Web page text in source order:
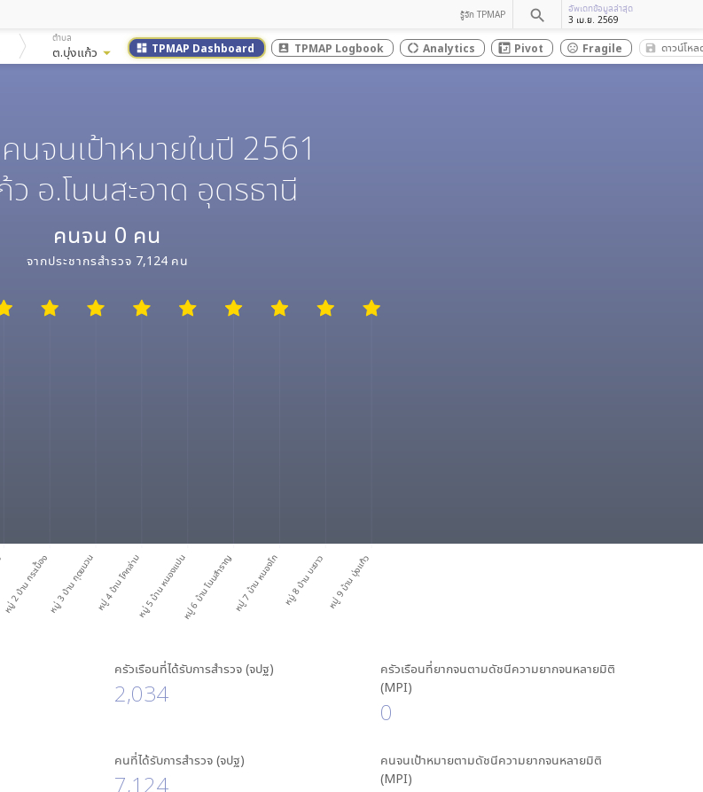
รู้จัก TPMAP search
อัพเดทข้อมูลล่าสุด
3 เม.ย. 2569
ตำบล
ต.บุ่งแก้ว arrow_drop_down dashboard TPMAP Dashboard account_box TPMAP Logbook donut_large Analytics Pivot sentiment_dissatisfied Fragile ดาวน์โหล
นจนเป้าหมายในปี 2561
อ.โนนสะอาด อุดรธานี
คนจน 0 คน
จากประชากรสำรวจ 7,124 คน
หมู่ 2 บ้าน กระเบื้องหมู่ 3 บ้าน กุดขนวนหมู่ 4 บ้าน โคกล่ามหมู่ 5 บ้าน หนองแปนหมู่ 6 บ้าน โนนสำราญหมู่ 7 บ้าน หนองโก หมู่ 8 บ้าน บะยาวหมู่ 9 บ้าน บุ่งแก้ว
ครัวเรือนที่ได้รับการสำรวจ (จปฐ)
2,034
ครัวเรือนที่ยากจนตามดัชนีความยากจนหลายมิติ
(MPI)
0
คนที่ได้รับการสำรวจ (จปฐ)
7,124
คนจนเป้าหมายตามดัชนีความยากจนหลายมิติ
(MPI)